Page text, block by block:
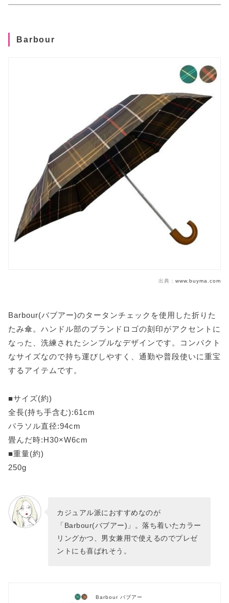
Barbour
出典： www.buyma.com
Barbour(バブアー)のタータンチェックを使用した折りた
たみ傘。ハンドル部のブランドロゴの刻印がアクセントに
なった、洗練されたシンプルなデザインです。コンパクト
なサイズなので持ち運びしやすく、通勤や普段使いに重宝
するアイテムです。
■サイズ(約)
全長(持ち手含む):61cm
パラソル直径:94cm
畳んだ時:H30×W6cm
■重量(約)
250g
カジュアル派におすすめなのが
「Barbour(バブアー)」。落ち着いたカラー
リングかつ、男女兼用で使えるのでプレゼ
ントにも喜ばれそう。
Barbour バブアー